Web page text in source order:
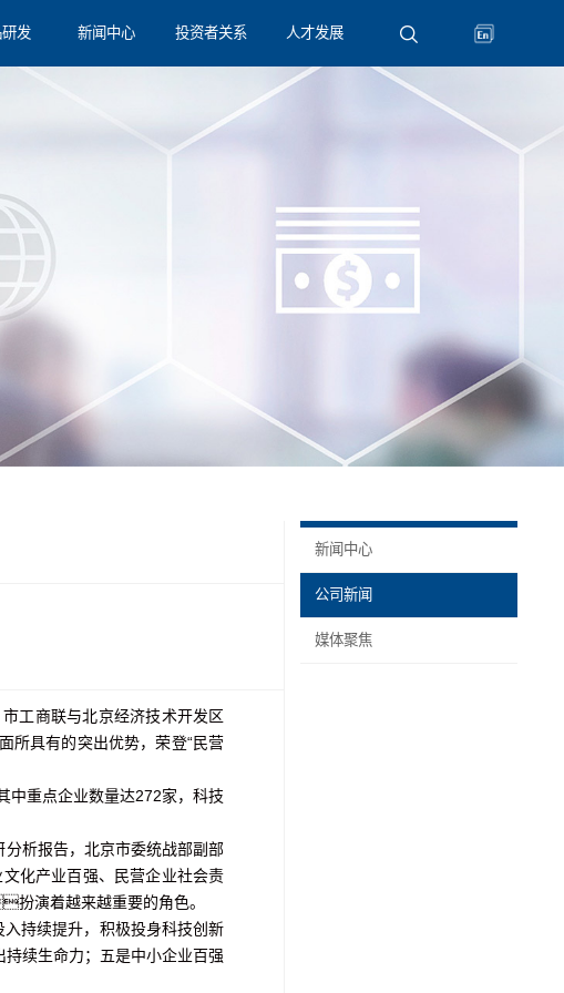
发 新闻中心 投资者关系
沟通与联系
人才发展
k8凯发生活
English
工商联与北京经济技术开发区
所具有的突出优势，荣登“民营
重点企业数量达272家，科技
析报告，北京市委统战部副部
化产业百强、民营企业社会责
演着越来越重要的角色。
持续提升，积极投身科技创新
续生命力；五是中小企业百强
新闻中心
公司新闻
媒体聚焦